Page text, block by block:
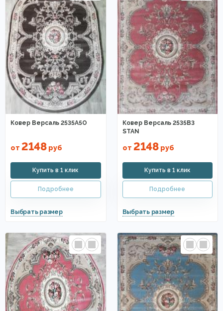
Ковер Версаль 2535A5O
от 2148 руб
Ковер Версаль 2535B3
STAN
от 2148руб